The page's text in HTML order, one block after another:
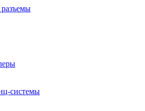
системы